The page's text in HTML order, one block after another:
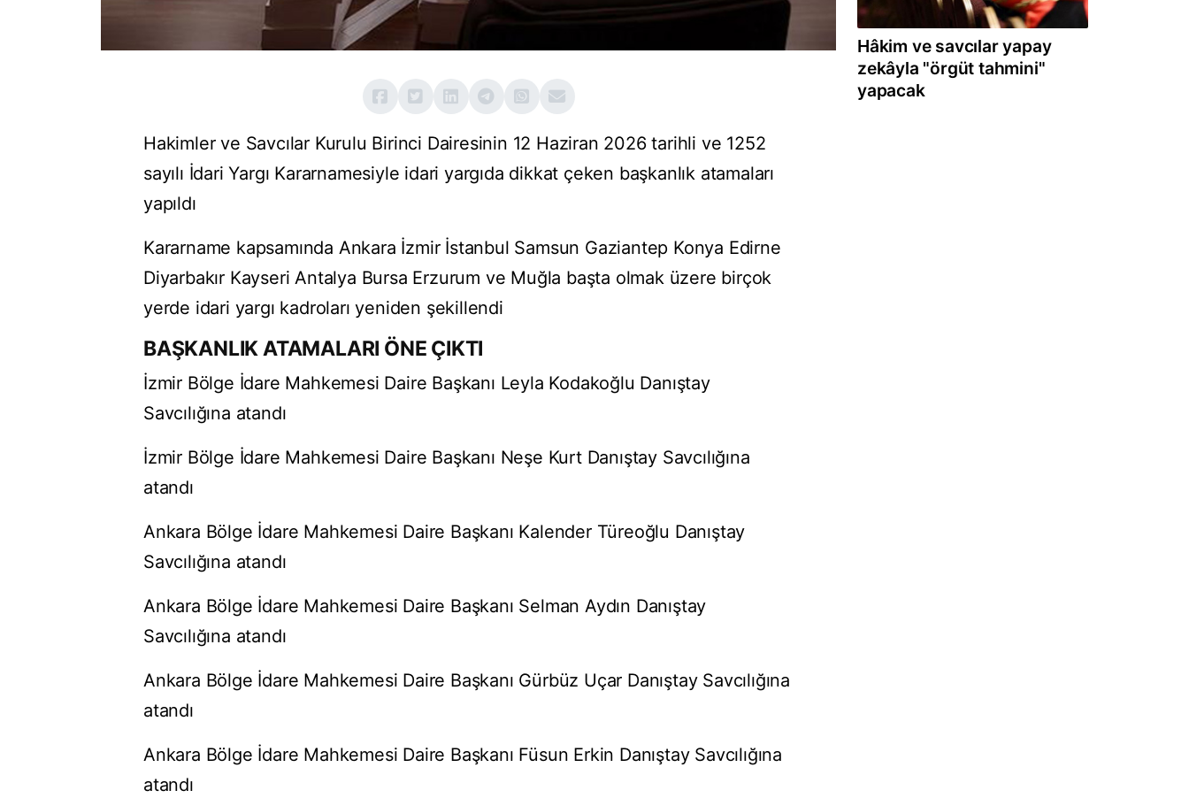
Hakimler ve Savcılar Kurulu Birinci Dairesinin 12 Haziran 2026 tarihli ve 1252
sayılı İdari Yargı Kararnamesiyle idari yargıda dikkat çeken başkanlık atamaları
yapıldı
Kararname kapsamında Ankara İzmir İstanbul Samsun Gaziantep Konya Edirne
Diyarbakır Kayseri Antalya Bursa Erzurum ve Muğla başta olmak üzere birçok
yerde idari yargı kadroları yeniden şekillendi
BAŞKANLIK ATAMALARI ÖNE ÇIKTI
İzmir Bölge İdare Mahkemesi Daire Başkanı Leyla Kodakoğlu Danıştay
Savcılığına atandı
İzmir Bölge İdare Mahkemesi Daire Başkanı Neşe Kurt Danıştay Savcılığına
atandı
Ankara Bölge İdare Mahkemesi Daire Başkanı Kalender Türeoğlu Danıştay
Savcılığına atandı
Ankara Bölge İdare Mahkemesi Daire Başkanı Selman Aydın Danıştay
Savcılığına atandı
Ankara Bölge İdare Mahkemesi Daire Başkanı Gürbüz Uçar Danıştay Savcılığına
atandı
Ankara Bölge İdare Mahkemesi Daire Başkanı Füsun Erkin Danıştay Savcılığına
atandı
Hâkim ve savcılar yapay
zekâyla "örgüt tahmini"
yapacak